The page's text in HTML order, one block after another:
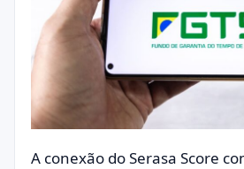
A conexão do Serasa Score